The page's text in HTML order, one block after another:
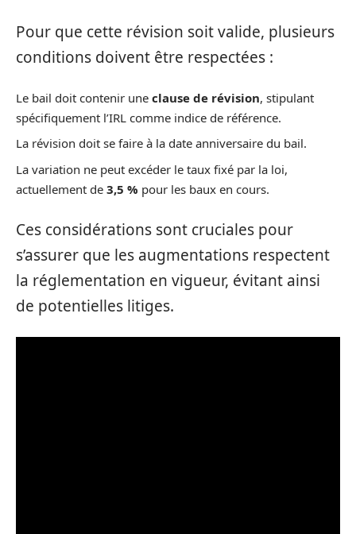
Pour que cette révision soit valide, plusieurs
conditions doivent être respectées :
Le bail doit contenir une clause de révision, stipulant
spécifiquement l’IRL comme indice de référence.
La révision doit se faire à la date anniversaire du bail.
La variation ne peut excéder le taux fixé par la loi,
actuellement de 3,5 % pour les baux en cours.
Ces considérations sont cruciales pour
s’assurer que les augmentations respectent
la réglementation en vigueur, évitant ainsi
de potentielles litiges.